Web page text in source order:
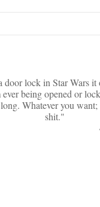
door lock in Star Wars it
being opened or
Whatever you want;
shit.